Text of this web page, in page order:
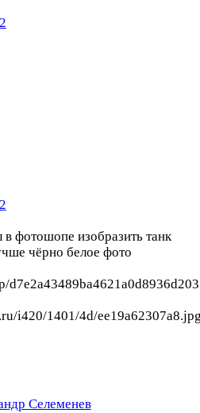
фотошопе изобразить танк
чёрно белое фото
i420/1401/4d/
Селеменев